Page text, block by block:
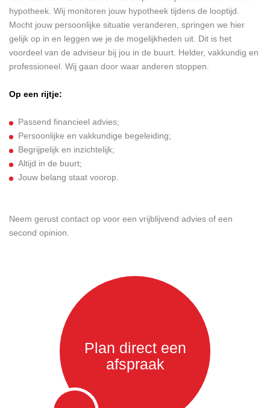
hypotheek. Wij monitoren jouw hypotheek tijdens de looptijd.
Mocht jouw persoonlijke situatie veranderen, springen we hier
gelijk op in en leggen we je de mogelijkheden uit. Dit is het
voordeel van de adviseur bij jou in de buurt. Helder, vakkundig en
professioneel. Wij gaan door waar anderen stoppen.
Op een rijtje:
Passend financieel advies;
Persoonlijke en vakkundige begeleiding;
Begrijpelijk en inzichtelijk;
Altijd in de buurt;
Jouw belang staat voorop.
Neem gerust contact op voor een vrijblijvend advies of een
second opinion.
Plan direct een
afspraak